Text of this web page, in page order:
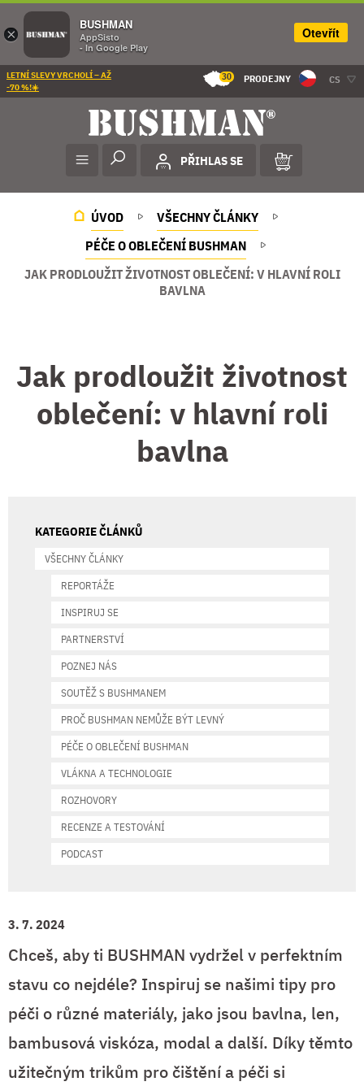
LETNÍ SLEVY VRCHOLÍ – AŽ
-70 %!☀️
30 PRODEJNY CS
PŘIHLAS SE
ÚVOD
VŠECHNY ČLÁNKY
PÉČE O OBLEČENÍ BUSHMAN
JAK PRODLOUŽIT ŽIVOTNOST OBLEČENÍ: V HLAVNÍ ROLI
BAVLNA
Jak prodloužit životnost
oblečení: v hlavní roli
bavlna
3. 7. 2024
Chceš, aby ti BUSHMAN vydržel v perfektním
stavu co nejdéle? Inspiruj se našimi tipy pro
péči o různé materiály, jako jsou bavlna, len,
bambusová viskóza, modal a další. Díky těmto
užitečným trikům pro čištění a péči si
KATEGORIE ČLÁNKŮ
VŠECHNY ČLÁNKY
REPORTÁŽE
INSPIRUJ SE
PARTNERSTVÍ
POZNEJ NÁS
SOUTĚŽ S BUSHMANEM
PROČ BUSHMAN NEMŮŽE BÝT LEVNÝ
PÉČE O OBLEČENÍ BUSHMAN
VLÁKNA A TECHNOLOGIE
ROZHOVORY
RECENZE A TESTOVÁNÍ
PODCAST
×
BUSHMAN
AppSisto
- In Google Play
Otevřít